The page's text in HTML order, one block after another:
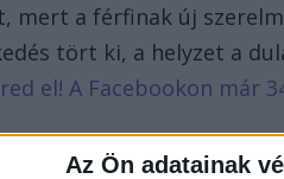
Az Ön adatainak
mert a férfinak új
tört ki, a helyzet a
el! A Facebookon már